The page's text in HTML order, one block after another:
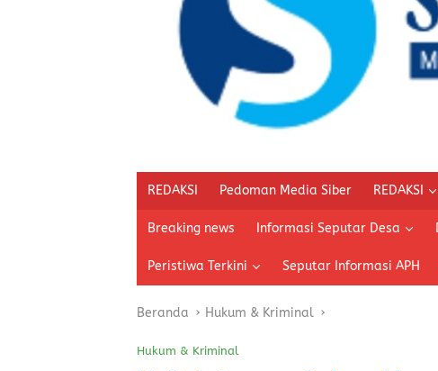
REDAKSI Pedoman Media Siber REDAKSI
Breaking news Informasi Seputar Desa
Peristiwa Terkini Seputar Informasi APH
Beranda Hukum & Kriminal
Hukum & Kriminal